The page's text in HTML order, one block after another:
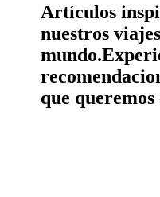
Artículos
nuestros
mundo.
que